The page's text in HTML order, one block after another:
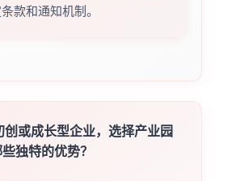
款和通知机制。
或成长型企业，选择产业园
独特的优势？